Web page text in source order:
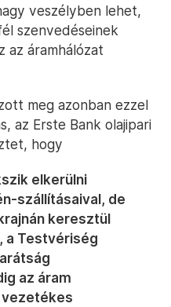
veszélyben lehet,
szenvedéseinek
az áramhálózat
meg azonban ezzel
az Erste Bank olajipari
hogy
elkerülni
szállításaival, de
keresztül
a Testvériség
az áram
vezetékes